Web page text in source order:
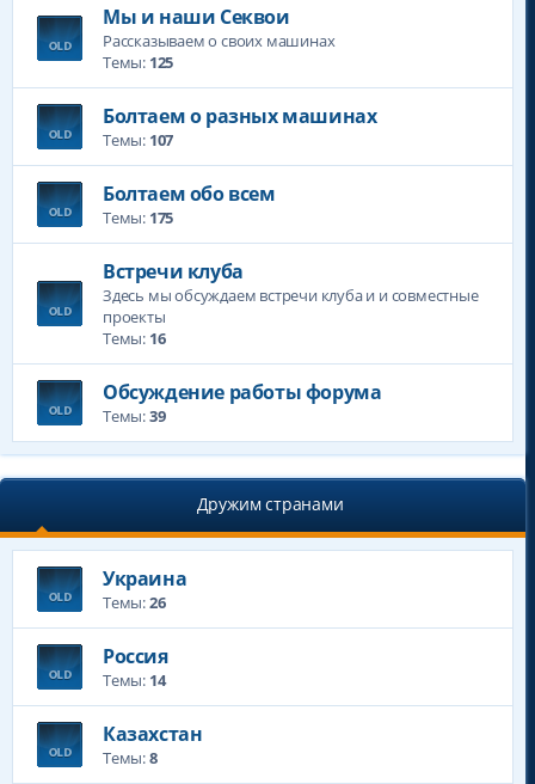
Мы и наши Секвои
Рассказываем о своих машинах
Темы: 125
Болтаем о разных машинах
Темы: 107
Болтаем обо всем
Темы: 175
Встречи клуба
Здесь мы обсуждаем встречи клуба и и совместные
проекты
Темы: 16
Обсуждение работы форума
Темы:39
Дружим странами
Украина
Темы:26
Россия
Темы: 14
Казахстан
Темы:8